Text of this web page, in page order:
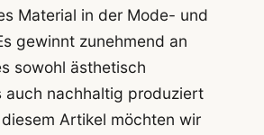
Material in der Mode- und
gewinnt zunehmend an
sowohl ästhetisch
auch nachhaltig produziert
Artikel möchten wir